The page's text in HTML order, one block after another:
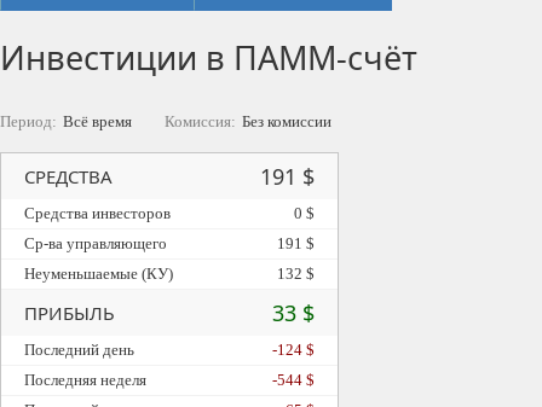
Инвестиции в ПАММ-счёт
Период: Всё время Комиссия: Без комиссии
СРЕДСТВА 191 $
Средства инвесторов
0 $
Ср-ва управляющего
191 $
Неуменьшаемые (КУ)
132 $
ПРИБЫЛЬ 33 $
Последний день
-124 $
Последняя неделя
-544 $